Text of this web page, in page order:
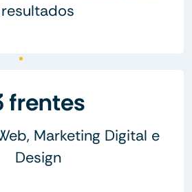
resultados
frentes
Marketing Digital e
Design